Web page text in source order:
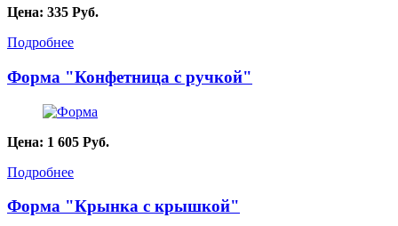
Цена: 335 Руб.
Подробнее
Форма "Конфетница с ручкой"
Цена: 1 605 Руб.
Подробнее
Форма "Крынка с крышкой"